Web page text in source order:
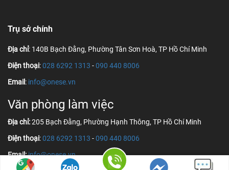
Trụ sở chính
Địa chỉ: 140B Bạch Đằng, Phường Tân Sơn Hoà, TP Hồ Chí Minh
Điện thoại:028 6292 1313 -090 440 8006
Email : info@onese.vn
Văn phòng làm việc
Địa chỉ:205 Bạch Đằng, Phường Hạnh Thông, TP Hồ Chí Minh
Điện thoại:028 6292 1313 -090 440 8006
Email:info@onese.vn